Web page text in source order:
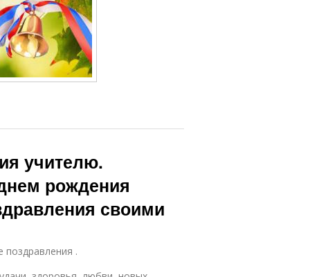
учителю.
рождения
своими
поздравления .